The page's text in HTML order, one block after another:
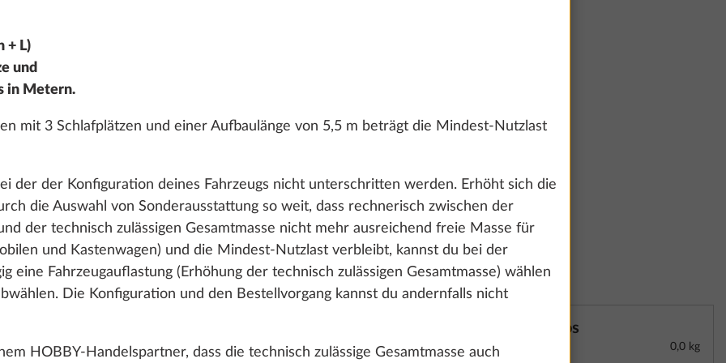
SERIE
Kos
0,0 kg
+ L)
und
in Metern.
mit 3 Schlafplätzen und einer Aufbaulänge von 5,5 m beträgt die Mindest-Nutzlast
der der Konfiguration deines Fahrzeugs nicht unterschritten werden. Erhöht sich die
die Auswahl von Sonderausstattung so weit, dass rechnerisch zwischen der
der technisch zulässigen Gesamtmasse nicht mehr ausreichend freie Masse für
und Kastenwagen) und die Mindest-Nutzlast verbleibt, kannst du bei der
eine Fahrzeugauflastung (Erhöhung der technisch zulässigen Gesamtmasse) wählen
Die Konfiguration und den Bestellvorgang kannst du andernfalls nicht
HOBBY-Handelspartner, dass die technisch zulässige Gesamtmasse auch